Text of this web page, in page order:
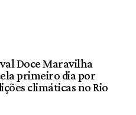
Doce Maravilha
primeiro dia por
climáticas no Rio